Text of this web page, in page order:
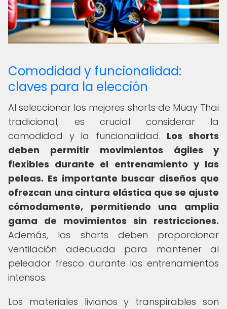
Comodidad y funcionalidad:
claves para la elección
Al seleccionar los mejores shorts de Muay Thai
tradicional, es crucial considerar la
comodidad y la funcionalidad. Los shorts
deben permitir movimientos ágiles y
flexibles durante el entrenamiento y las
peleas. Es importante buscar diseños que
ofrezcan una cintura elástica que se ajuste
cómodamente, permitiendo una amplia
gama de movimientos sin restricciones.
Además, los shorts deben proporcionar
ventilación adecuada para mantener al
peleador fresco durante los entrenamientos
intensos.
Los materiales livianos y transpirables son